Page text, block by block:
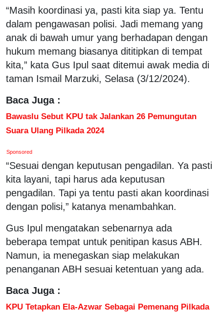
“Masih koordinasi ya, pasti kita siap ya. Tentu
dalam pengawasan polisi. Jadi memang yang
anak di bawah umur yang berhadapan dengan
hukum memang biasanya dititipkan di tempat
kita,” kata Gus Ipul saat ditemui awak media di
taman Ismail Marzuki, Selasa (3/12/2024).
Baca Juga :
Bawaslu Sebut KPU tak Jalankan 26 Pemungutan
Suara Ulang Pilkada 2024
Sponsored
“Sesuai dengan keputusan pengadilan. Ya pasti
kita layani, tapi harus ada keputusan
pengadilan. Tapi ya tentu pasti akan koordinasi
dengan polisi,” katanya menambahkan.
Gus Ipul mengatakan sebenarnya ada
beberapa tempat untuk penitipan kasus ABH.
Namun, ia menegaskan siap melakukan
penanganan ABH sesuai ketentuan yang ada.
Baca Juga :
KPU Tetapkan Ela-Azwar Sebagai Pemenang Pilkada